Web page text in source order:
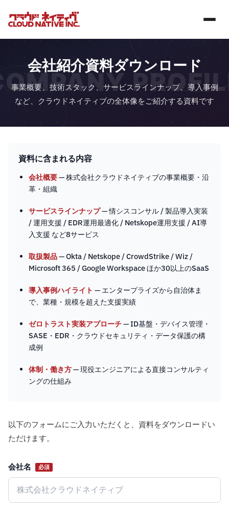
会社紹介資料ダウンロード
事業概要、技術スタック、サービスラインナップ、導入事例
など、クラウドネイティブの全体像をご紹介する資料です
資料に含まれる内容
会社概要— 株式会社クラウドネイティブの事業概要・沿
革・組織
サービスラインナップ— 情シスコンサル / 製品導入実装
/ 運用支援 / EDR運用最適化 / Netskope運用支援 / AI導
入支援 など8サービス
取扱製品— Okta / Netskope / CrowdStrike / Wiz /
Microsoft 365 / Google Workspace ほか30以上のSaaS
導入事例ハイライト — エンタープライズから自治体ま
で、業種・規模を超えた支援実績
ゼロトラスト実装アプローチ— ID基盤・デバイス管理・
SASE・EDR・クラウドセキュリティ・データ保護の構
成例
体制・働き方— 現役エンジニアによる直接コンサルティ
ングの仕組み
以下のフォームにご入力いただくと、資料をダウンロードい
ただけます。
Website
会社名 必須